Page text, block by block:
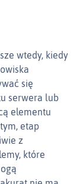
wtedy, kiedy
się
serwera lub
elementu
etap
z
które